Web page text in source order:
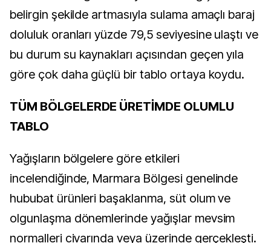
belirgin şekilde artmasıyla sulama amaçlı baraj
doluluk oranları yüzde 79,5 seviyesine ulaştı ve
bu durum su kaynakları açısından geçen yıla
göre çok daha güçlü bir tablo ortaya koydu.
TÜM BÖLGELERDE ÜRETİMDE OLUMLU
TABLO
Yağışların bölgelere göre etkileri
incelendiğinde, Marmara Bölgesi genelinde
hububat ürünleri başaklanma, süt olum ve
olgunlaşma dönemlerinde yağışlar mevsim
normalleri civarında veya üzerinde gerçekleşti.